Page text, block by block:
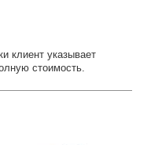
клиент указывает
стоимость.